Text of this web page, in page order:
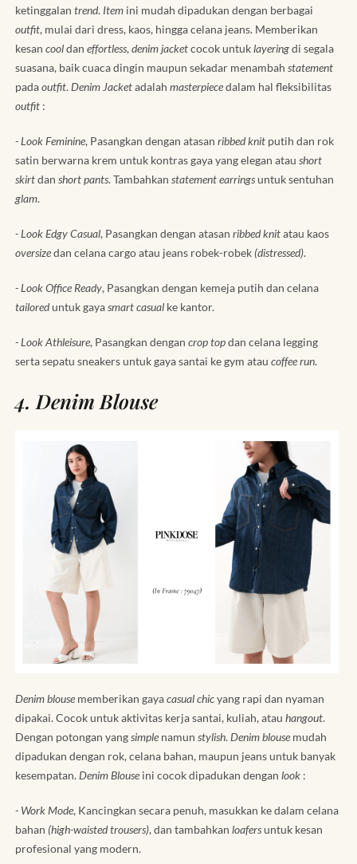
ketinggalan trend. Item ini mudah dipadukan dengan berbagai
outfit, mulai dari dress, kaos, hingga celana jeans. Memberikan
kesan cooldan effortless,denim jacketcocok untuklayeringdi segala
suasana, baik cuaca dingin maupun sekadar menambah statement
padaoutfit.Denim Jacketadalah masterpiecedalam hal fleksibilitas
outfit :
- Look Feminine, Pasangkan dengan atasan ribbed knit putih dan rok
satin berwarna krem untuk kontras gaya yang elegan atau short
skirtdan short pants. Tambahkan statement earringsuntuk sentuhan
glam.
- Look Edgy Casual, Pasangkan dengan atasan ribbed knitatau kaos
oversizedan celana cargo atau jeans robek-robek (distressed).
- Look Office Ready, Pasangkan dengan kemeja putih dan celana
tailoreduntuk gayasmart casual ke kantor.
- Look Athleisure, Pasangkan dengan crop topdan celana legging
serta sepatu sneakers untuk gaya santai ke gym atau coffee run.
4. Denim Blouse
Denim blouse memberikan gayacasual chicyang rapi dan nyaman
dipakai. Cocok untuk aktivitas kerja santai, kuliah, atau hangout.
Dengan potongan yangsimple namun stylish.Denim blouse mudah
dipadukan dengan rok, celana bahan, maupun jeans untuk banyak
kesempatan.Denim Blouse ini cocok dipadukan dengan look :
- Work Mode, Kancingkan secara penuh, masukkan ke dalam celana
bahan (high-waisted trousers), dan tambahkan loafersuntuk kesan
profesional yang modern.